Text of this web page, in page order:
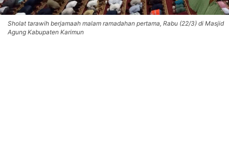
Sholat tarawih berjamaah malam ramadahan pertama, Rabu (22/3) di Masjid
Agung Kabupaten Karimun